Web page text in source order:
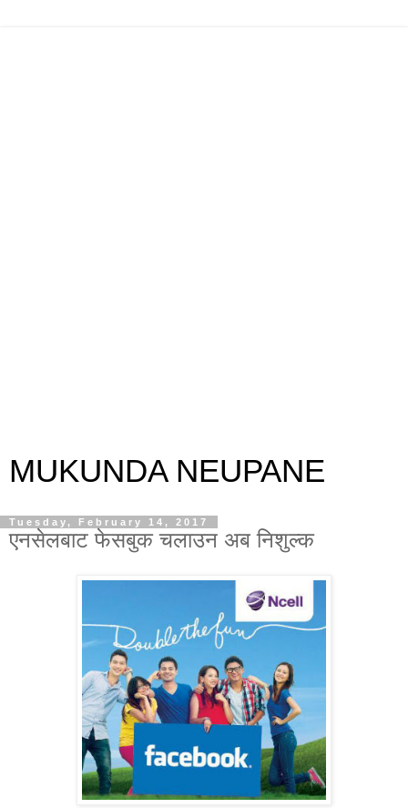
MUKUNDA NEUPANE
Tuesday, February 14, 2017
एनसेलबाट फेसबुक चलाउन अब निशुल्क